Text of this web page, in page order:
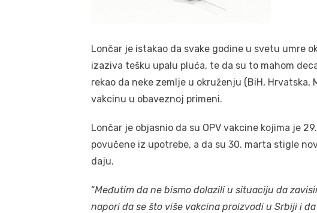
Lončar je istakao da svake godine u svetu umre
izaziva tešku upalu pluća, te da su to mahom
rekao da neke zemlje u okruženju (BiH, Hrvatska,
vakcinu u obaveznoj primeni.
Lončar je objasnio da su OPV vakcine kojima je
povučene iz upotrebe, a da su 30. marta stigle
daju.
“Međutim da ne bismo dolazili u situaciju da
napori da se što više vakcina proizvodi u Srbiji i da